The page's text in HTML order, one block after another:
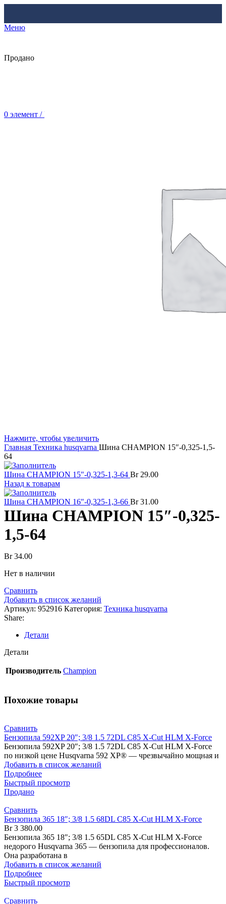
Меню
0 элемент / Br
Продано
Нажмите, чтобы увеличить
Главная Техника husqvarna Шина CHAMPION 15″-0,325-1,5-
64
Шина CHAMPION 15"-0,325-1,3-64 Br29.00
Назад к товарам
Шина CHAMPION 16"-0,325-1,3-66 Br31.00
Шина CHAMPION 15″-0,325-
1,5-64
Br34.00
Нет в наличии
Сравнить
Добавить в список желаний
Артикул: 952916 Категория: Техника husqvarna
Share:
Детали
Детали
Производитель Champion
Похожие товары
Сравнить
Бензопила 592XP 20″; 3/8 1.5 72DL C85 X-Cut HLM X-Force
Бензопила 592XP 20″; 3/8 1.5 72DL C85 X-Cut HLM X-Force
по низкой цене Husqvarna 592 XP® — чрезвычайно мощная и
Добавить в список желаний
Подробнее
Быстрый просмотр
Продано
Сравнить
Бензопила 365 18″; 3/8 1.5 68DL C85 X-Cut HLM X-Force
Br3 380.00
Бензопила 365 18"; 3/8 1.5 65DL C85 X-Cut HLM X-Force
недорого Husqvarna 365 — бензопила для профессионалов.
Она разработана в
Добавить в список желаний
Подробнее
Быстрый просмотр
Сравнить